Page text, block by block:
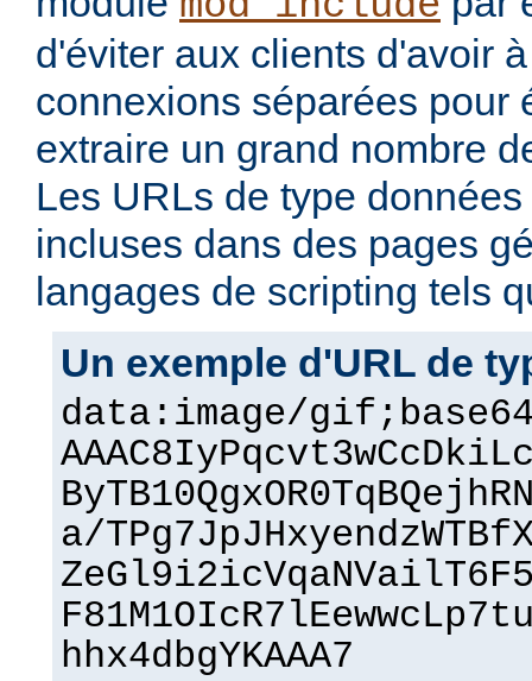
d'éviter aux clients d'avoir
connexions séparées pour
extraire un grand nombre
Les URLs de type
incluses dans des pages
langages de scripting tels
Un exemple d'URL de
data:image/
a/
hhx4dbgYKAAA7